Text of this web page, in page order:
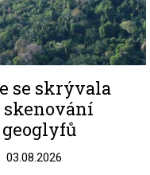
se skrývala
skenování
03.08.2026